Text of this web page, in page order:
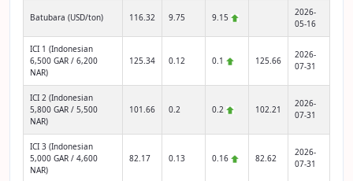
Batubara (USD/ton) 116.32 9.75 9.15
2026-
05-16
ICI 1 (Indonesian
6,500 GAR / 6,200
NAR)
125.34 0.12 0.1 125.66
2026-
07-31
ICI 2 (Indonesian
5,800 GAR / 5,500
NAR)
101.66 0.2 0.2 102.21
2026-
07-31
ICI 3 (Indonesian
5,000 GAR / 4,600
NAR)
82.17 0.13 0.16 82.62
2026-
07-31